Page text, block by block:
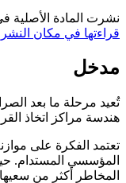
نشرت المادة الأصلية
قراءتها في مكان
مدخل
تُعيد مرحلة ما بعد
هندسة مراكز اتخاذ
تعتمد الفكرة على
المؤسسي المستدام.
المخاطر أكثر من